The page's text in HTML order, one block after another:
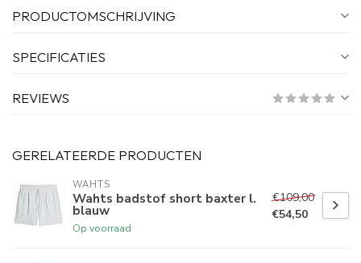
PRODUCTOMSCHRIJVING
SPECIFICATIES
REVIEWS
GERELATEERDE PRODUCTEN
WAHTS
Wahts badstof short baxter l.
blauw
Op voorraad
€109,00
€54,50